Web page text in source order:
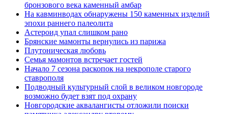
бронзового века каменный амбар
На кавминводах обнаружены 150 каменных изделий
эпохи раннего палеолита
Астероид упал слишком рано
Брянские мамонты вернулись из парижа
Плутоническая любовь
Семья мамонтов встречает гостей
Начало 7 сезона раскопок на некрополе старого
ставрополя
Подводный культурный слой в великом новгороде
возможно будет взят под охрану
Новгородские аквалангисты отложили поиски